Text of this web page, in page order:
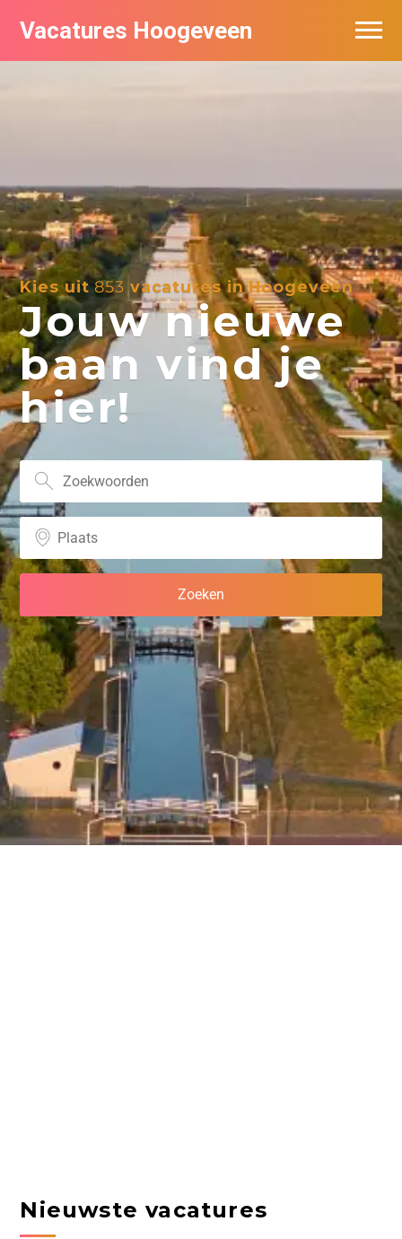
Vacatures Hoogeveen
Kies uit853 vacatures in Hoogeveen
Jouw nieuwe
baan vind je
hier!
Nieuwste vacatures
Vacatures per bedrijf